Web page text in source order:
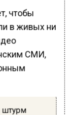
чтобы
в живых ни
СМИ,
штурм